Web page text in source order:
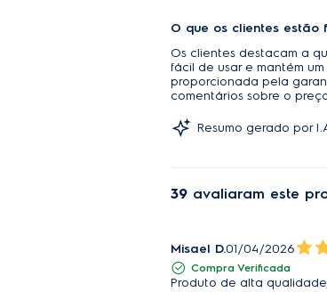
O que os clientes
Os clientes destacam a
fácil de usar e mantém
proporcionada pela
comentários sobre o
Resumo gerado por
39 avaliaram este
Misael D.01/04/2026
Compra Verificada
Produto de alta